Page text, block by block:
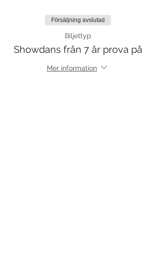
Försäljning avslutad
Biljettyp
Showdans från 7 år prova på
Mer information